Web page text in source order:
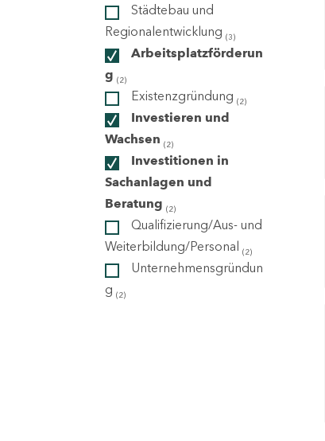
Städtebau und
Regionalentwicklung (3)
Arbeitsplatzförderun
g (2)
Existenzgründung (2)
Investieren und
Wachsen (2)
Investitionen in
Sachanlagen und
Beratung (2)
Qualifizierung/Aus- und
Weiterbildung/Personal (2)
Unternehmensgründun
g (2)